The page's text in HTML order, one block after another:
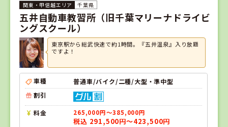
千葉県
五井自動車教習所（旧千葉マリーナドライビ
ングスクール）
東京駅から総武快速で約1時間。『五井温泉』入り放題
ですよ！
車種
普通車/バイク/二種/大型・準中型
割引
料金 265,000円～385,000円
税込 291,500円～423,500円